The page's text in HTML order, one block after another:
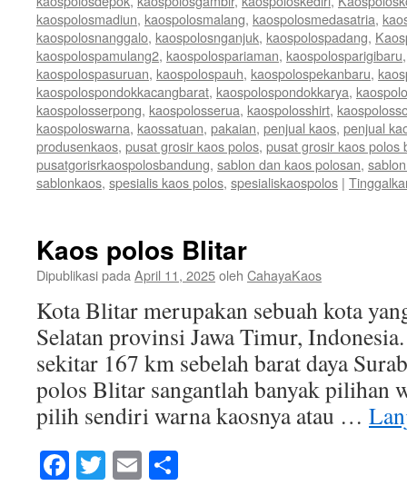
kaospolosmadiun, kaospolosmalang, kaospolosmedasatria,
kaospolosnanggalo, kaospolosnganjuk, kaospolospadang,
kaospolospamulang2, kaospolospariaman, kaospolosparigibaru
kaospolospasuruan, kaospolospauh, kaospolospekanbaru,
kaospolospondokkacangbarat, kaospolospondokkarya,
kaospolosserpong, kaospolosserua, kaospolosshirt,
kaospoloswarna, kaossatuan, pakaian, penjual kaos, penjual
produsenkaos, pusat grosir kaos polos, pusat grosir kaos polos
pusatgorisrkaospolosbandung, sablon dan kaos polosan,
sablonkaos, spesialis kaos polos, spesialiskaospolos |
Kaos polos Blitar
Dipublikasi pada April 11, 2025oleh CahayaKaos
Kota Blitar merupakan sebuah kota
Selatan provinsi Jawa Timur,
sekitar 167 km sebelah barat daya
polos Blitar sangantlah banyak pilihan
pilih sendiri warna kaosnya atau …
Facebook
Twitter
Email